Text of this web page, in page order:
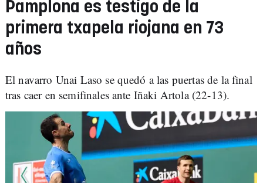
Pamplona es testigo de la
primera txapela riojana en 73
años
El navarro Unai Laso se quedó a las puertas de la final
tras caer en semifinales ante Iñaki Artola (22-13).